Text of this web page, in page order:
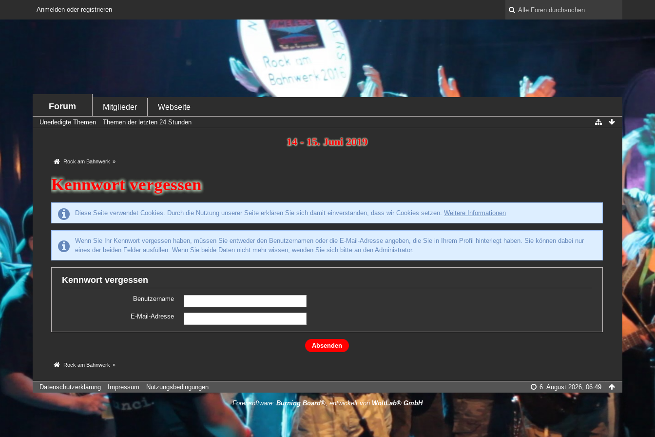
Anmelden oder registrieren
Forum Mitglieder Webseite
Unerledigte Themen Themen der letzten 24 Stunden
14 - 15. Juni 2019
Rock am Bahnwerk »
Kennwort vergessen
Diese Seite verwendet Cookies. Durch die Nutzung unserer Seite erklären Sie sich damit einverstanden, dass wir Cookies setzen.Weitere Informationen
Wenn Sie Ihr Kennwort vergessen haben, müssen Sie entweder den Benutzernamen oder die E-Mail-Adresse angeben, die Sie in Ihrem Profil hinterlegt haben. Sie können dabei nur
eines der beiden Felder ausfüllen. Wenn Sie beide Daten nicht mehr wissen, wenden Sie sich bitte an den Administrator.
Kennwort vergessen
Benutzername
E-Mail-Adresse
Rock am Bahnwerk »
Datenschutzerklärung Impressum Nutzungsbedingungen 6. August 2026, 06:49
Forensoftware: Burning Board®, entwickelt von WoltLab® GmbH